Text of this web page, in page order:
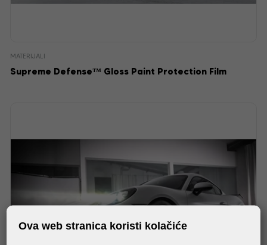
MATERIJALI
Supreme Defense™ Gloss Paint Protection Film
Ova web stranica koristi kolačiće